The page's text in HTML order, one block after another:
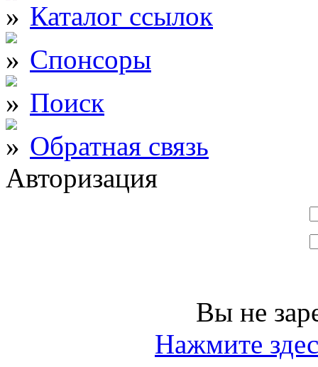
Каталог ссылок
Спонсоры
Поиск
Обратная связь
Авторизация
Вы не
Нажмите